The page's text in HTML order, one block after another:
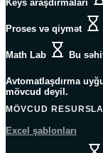
Keys araşdırmaları
Proses və qiymət
Math Lab Bu
Avtomatlaşdırma
mövcud deyil.
MÖVCUD
Excel şablonları